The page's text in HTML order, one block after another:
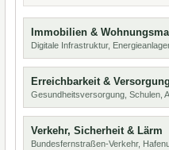
Immobilien &
Digitale Infrastruktur,
Erreichbarkeit & Versorgung
Gesundheitsversorgung, Schulen,
Verkehr, Sicherheit & Lärm
Bundesfernstraßen-Verkehr,